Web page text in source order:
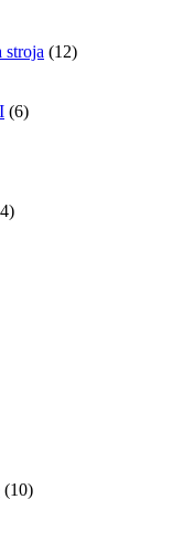
stroja (12)
(6)
(10)